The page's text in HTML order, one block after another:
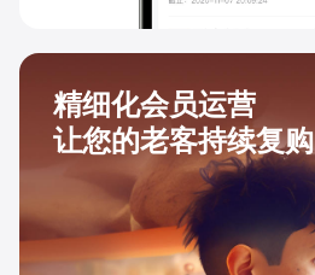
精细化会员运营
让您的老客持续复购